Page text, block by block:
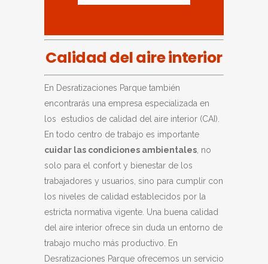
Calidad del aire interior
En Desratizaciones Parque también
encontrarás una empresa especializada en
los estudios de calidad del aire interior (CAI).
En todo centro de trabajo es importante
cuidar las condiciones ambientales , no
solo para el confort y bienestar de los
trabajadores y usuarios, sino para cumplir con
los niveles de calidad establecidos por la
estricta normativa vigente. Una buena calidad
del aire interior ofrece sin duda un entorno de
trabajo mucho más productivo. En
Desratizaciones Parque ofrecemos un servicio